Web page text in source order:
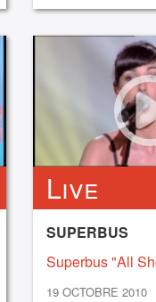
Live
SUPERBUS
Superbus "All
19 OCTOBRE 2010